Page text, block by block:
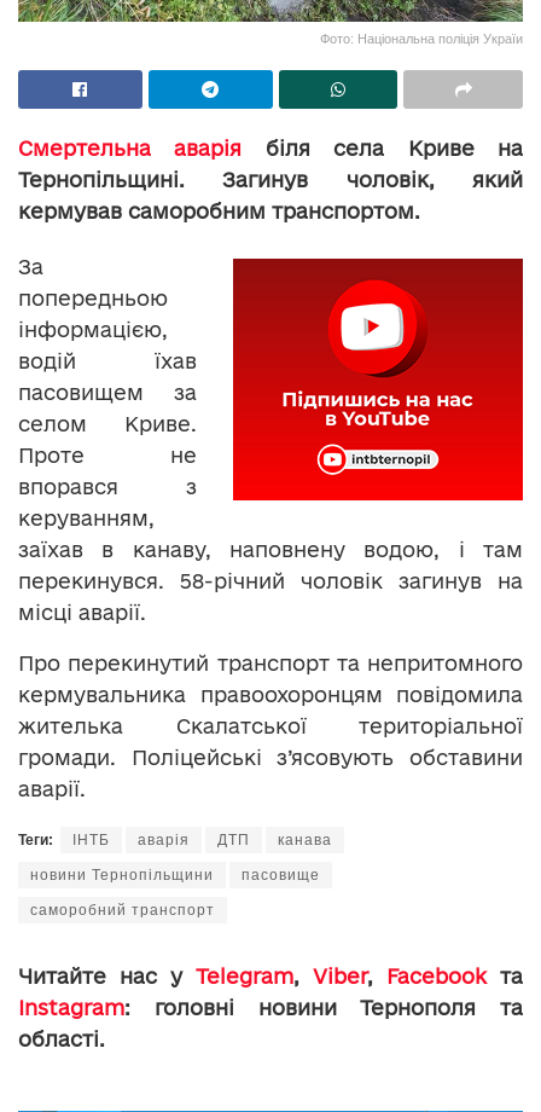
Фото: Національна поліція Україи
Смертельна аварія біля села Криве на
Тернопільщині. Загинув чоловік, який
кермував саморобним транспортом.
За
попередньою
інформацією,
водій їхав
пасовищем за
селом Криве.
Проте не
впорався з
керуванням,
заїхав в канаву, наповнену водою, і там
перекинувся. 58-річний чоловік загинув на
місці аварії.
Про перекинутий транспорт та непритомного
кермувальника правоохоронцям повідомила
жителька Скалатської територіальної
громади. Поліцейські з’ясовують обставини
аварії.
Теги: ІНТБ аварія ДТП канава
новини Тернопільщини пасовище
саморобний транспорт
Читайте нас у Telegram, Viber, Facebookта
Instagram: головні новини Тернополя та
області.